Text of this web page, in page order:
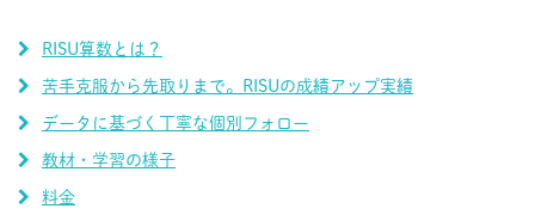
RISU算数とは？
苦手克服から先取りまで。RISUの成績アップ実績
データに基づく丁寧な個別フォロー
教材・学習の様子
料金